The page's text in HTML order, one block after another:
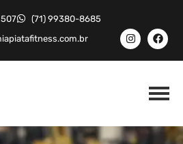
(71) 99380-8685